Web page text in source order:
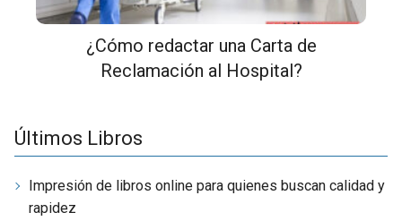
¿Cómo redactar una Carta de
Reclamación al Hospital?
Últimos Libros
Impresión de libros online para quienes buscan calidad y
rapidez